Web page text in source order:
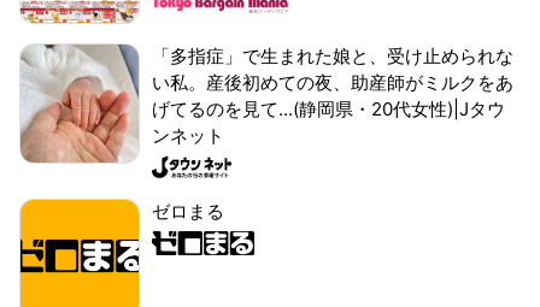
「多指症」で生まれた娘と、受け止められな
い私。産後初めての夜、助産師がミルクをあ
げてるのを見て...(静岡県・20代女性)|Jタウ
ンネット
ゼロまる